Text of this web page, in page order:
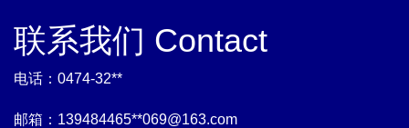
联系我们 Contact
电话：0474-32**
邮箱：139484465**069@163.com